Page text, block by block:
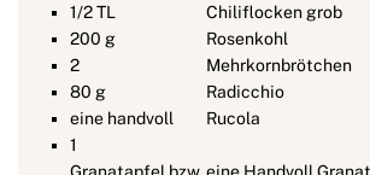
1/2TL
Chiliflocken grob
200 g
Rosenkohl
2
Mehrkornbrötchen
80 g
Radicchio
eine handvoll
Rucola
1